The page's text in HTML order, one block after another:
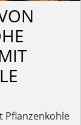
Pflanzenkohle